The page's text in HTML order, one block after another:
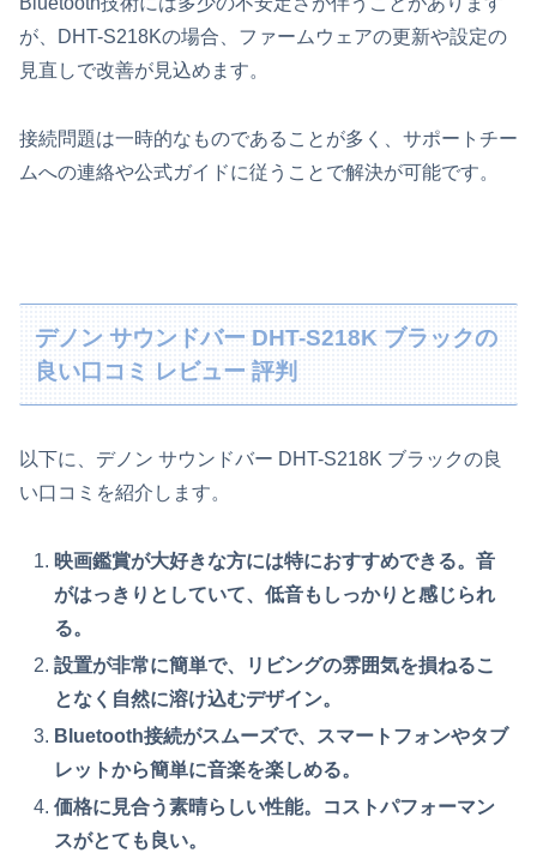
が、DHT-S218Kの場合、ファームウェアの更新や設定の
見直しで改善が見込めます。
接続問題は一時的なものであることが多く、サポートチー
ムへの連絡や公式ガイドに従うことで解決が可能です。
デノン サウンドバー DHT-S218K ブラックの
良い口コミ レビュー 評判
以下に、デノン サウンドバー DHT-S218K ブラックの良
い口コミを紹介します。
映画鑑賞が大好きな方には特におすすめできる。音
がはっきりとしていて、低音もしっかりと感じられ
る。
設置が非常に簡単で、リビングの雰囲気を損ねるこ
となく自然に溶け込むデザイン。
Bluetooth接続がスムーズで、スマートフォンやタブ
レットから簡単に音楽を楽しめる。
価格に見合う素晴らしい性能。コストパフォーマン
スがとても良い。